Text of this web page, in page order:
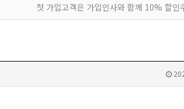
첫 가입고객은 가입인사와 함께 10% 할인